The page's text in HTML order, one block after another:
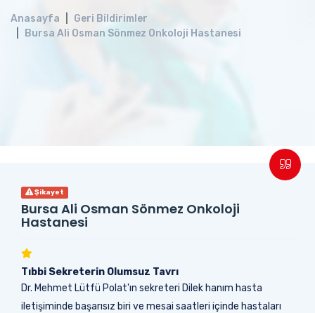
Anasayfa
Geri Bildirimler
Bursa Ali Osman Sönmez Onkoloji Hastanesi
Şikayet
Bursa Ali Osman Sönmez Onkoloji
Hastanesi
Tıbbi Sekreterin Olumsuz Tavrı
Dr. Mehmet Lütfü Polat'ın sekreteri Dilek hanım hasta
iletişiminde başarısız biri ve mesai saatleri içinde hastaları